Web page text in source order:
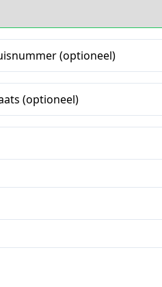
(optioneel)
(optioneel)